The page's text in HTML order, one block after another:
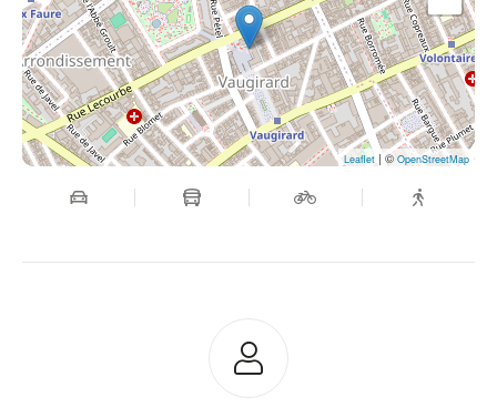
Leaflet | ©OpenStreetMap